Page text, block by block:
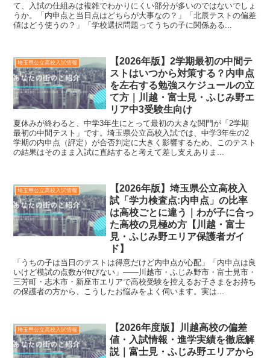
て、入試の仕組みは複雑でわかりにくい部分が多いのではないでしょ
うか。「内申点と当日点はどちらが大事なの？」「北辰テストの偏差
値はどう使うの？」「学校選択問題ってうちの子に関係ある...
埼玉県公立高校入試情報
【2026年版】2学期最初の中間テ
ストはいつから対策する？内申点
を左右する勉強スケジュールの立
て方｜川越・富士見・ふじみ野エ
リア中3受験生向け
夏休みが終わると、中学3年生にとって最初の大きな関門が「2学期
最初の中間テスト」です。埼玉県公立高校入試では、中学3年生の2
学期の内申点（評定）が合否判定に大きく影響するため、このテスト
の結果はそのまま入試に直結すると考えて差し支えありま...
埼玉県公立高校入試情報
【2026年版】埼玉県公立高校入
試「学力検査点:内申点」の比率
は高校ごとに違う｜わが子に合っ
た高校の見極め方【川越・富士
見・ふじみ野エリア保護者ガイ
ド】
「うちの子は当日のテストは得意だけど内申点が心配」「内申点は良
いけど模試の点数が伸びない」——川越市・ふじみ野市・富士見市・
三芳町・志木市・新座市エリアで高校受験を控えるお子さまをお持ち
の保護者の方から、こうしたお悩みをよく伺います。実は...
埼玉県公立高校入試情報
【2026年度版】川越高校の偏差
値・入試情報・進学実績を徹底解
説｜富士見・ふじみ野エリアから